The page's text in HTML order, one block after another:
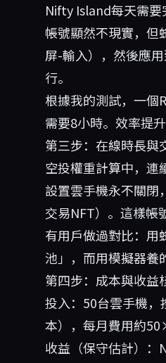
Nifty Island每天需要
帳號顯然不現實，但
屏-輸入），然後應
行。
根據我的測試，一個
需要8小時。效率提升
第三步：在線時長與
空投權重計算中，
設置雲手機永不關閉
交易NFT）。這樣帳
有用戶做過對比：用
池」，而用模擬器養
第四步：成本與收益
投入：50台雲手機
本），每月費用約
收益（保守估計）：